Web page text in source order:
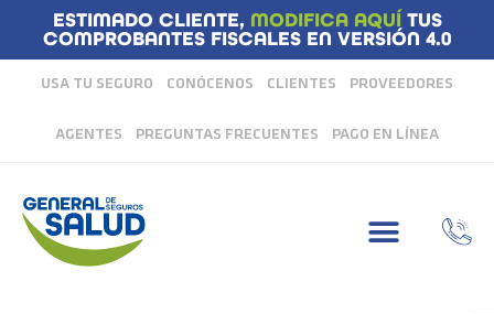
ESTIMADO CLIENTE, MODIFICA AQUÍ TUS
COMPROBANTES FISCALES EN VERSIÓN 4.0
USA TU SEGURO CONÓCENOS CLIENTES PROVEEDORES
AGENTES PREGUNTAS FRECUENTES PAGO EN LÍNEA